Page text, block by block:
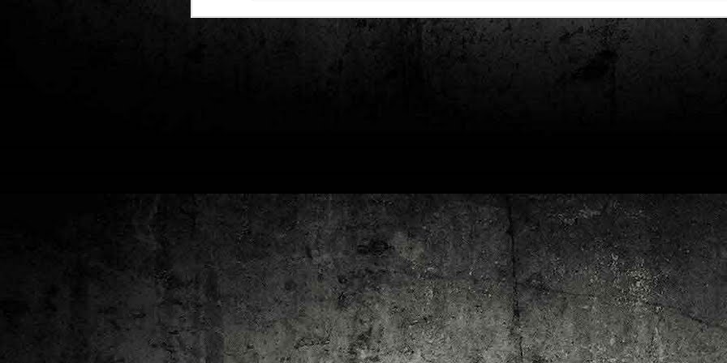
Nascut a Barcelona l’any 1881 i mort a Blanes el 1948, Joan Junceda és
un dels noms més destacats entre els dibuixants, il·lustradors i caricaturistes
catalans d’aquesta època. Tot i començar sense cap tipus de formació, ben
aviat s’integrà dins la redacció del setmanari Cu-Cut!, participant activament en
Abans de tancar el 2024, arriba l'hora de presentar les lectures del
primer trimestre del 2025 del club de lectura de còmics de la Biblioteca
Pública de Tarragona, gratuït i virtual. El menú, ben variat: un personatge
clàssic, l'adaptació d'una novel·la molt coneguda (i llegida) i una novetat molt
impactant. Aquí en teniu els detalls!
Gener
Corto Maltés.
OCT